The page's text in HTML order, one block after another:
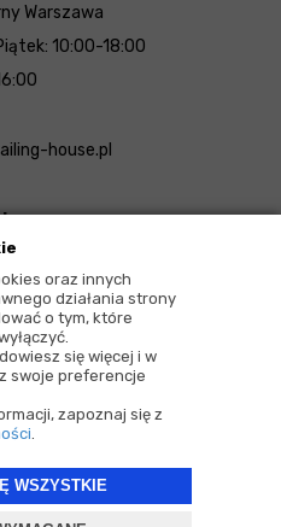
oraz innych
działania strony
o tym, które
się więcej i w
swoje preferencje
zapoznaj się z
.
WSZYSTKIE
Warszawa
10:00-18:00
house.pl
by |Detailing House